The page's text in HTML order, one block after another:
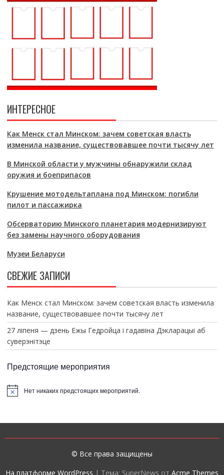
ИНТЕРЕСНОЕ
Как Менск стал Минском: зачем советская власть
изменила название, существовавшее почти тысячу лет
В Минской области у мужчины обнаружили склад
оружия и боеприпасов
Крушение мотодельтаплана под Минском: погибли
пилот и пассажирка
Обсерваторию Минского планетария модернизируют
без замены научного оборудования
Музеи Беларуси
СВЕЖИЕ ЗАПИСИ
Как Менск стал Минском: зачем советская власть изменила
название, существовавшее почти тысячу лет
27 ліпеня — дзень Ежы Гедройца і гадавіна Дэкларацыі аб
суверэнітэце
Предстоящие мероприятия
т
Нет никаких предстоящих мероприятий.
© Все права защищены
На платформе WordPress | Тема: SuperNews от Acme Themes